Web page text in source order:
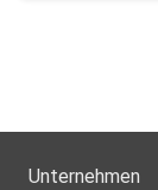
Unternehmen